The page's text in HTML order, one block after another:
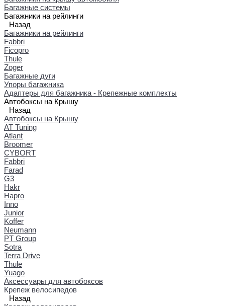
Багажные системы
Багажники на рейлинги
Назад
Багажники на рейлинги
Fabbri
Ficopro
Thule
Zoger
Багажные дуги
Упоры багажника
Адаптеры для багажника - Крепежные комплекты
Автобоксы на Крышу
Назад
Автобоксы на Крышу
AT Tuning
Atlant
Broomer
CYBORT
Fabbri
Farad
G3
Hakr
Hapro
Inno
Junior
Koffer
Neumann
PT Group
Sotra
Terra Drive
Thule
Yuago
Аксессуары для автобоксов
Крепеж велосипедов
Назад